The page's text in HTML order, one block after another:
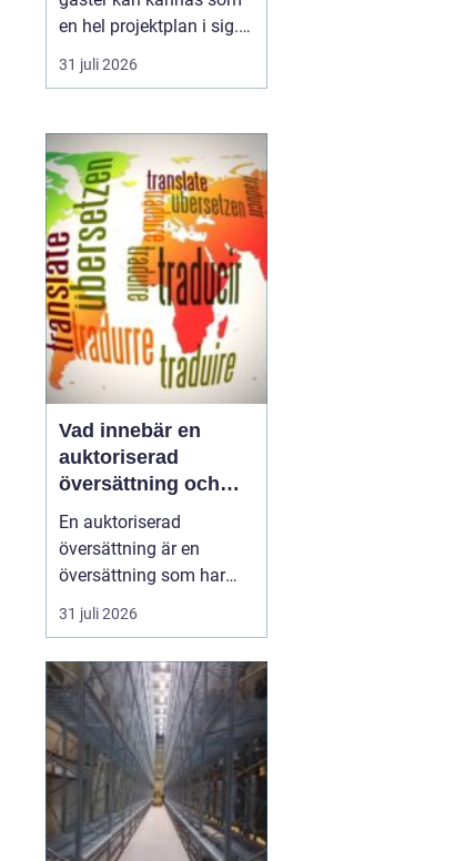
en hel projektplan i sig.
Men med genomtänkt
catering slipper
köket och sista minuten-
lösningar. För den som
sökerca...
31 juli 2026
Vad innebär en
auktoriserad
översättning och
när behövs den?
En auktoriserad
översättning är en
översättning som har
juridisk giltighet. Den
utförs av en
31 juli 2026